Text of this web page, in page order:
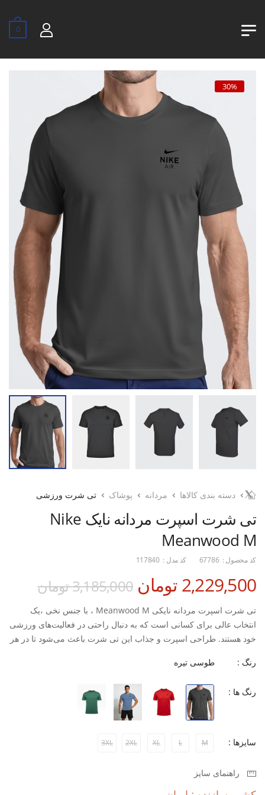
0
30%
دسته بندی کالاها مردانه پوشاک تی شرت ورزشی
تی شرت اسپرت مردانه نایک Nike
Meanwood M
کد محصول : 67786 کد مدل : 117840
2,229,500 تومان 3,185,000 تومان
تی شرت اسپرت مردانه نایکی Meanwood M ، با جنس نخی ،یک
انتخاب عالی برای کسانی است که به دنبال راحتی در فعالیت‌های ورزشی
خود هستند. طراحی اسپرت و جذاب این تی شرت باعث می‌شود تا در هر
این تی شرت به شما کمک می‌کند تا با اعتماد به نفس بیشتری ورزش
کیفیت بالا و ماندگاری این محصول از ویژگی‌های بارز آن است.
با استفاده از مواد با کیفیت، این تی شرت می‌تواند در برابر فشارهای
ورزشی مقاومت کند و در عین حال احساس راحتی را به شما منتقل کند.
ویژگی های اصلی:
دوام بالا برای استفاده مداوم
رنگ : طوسی تیره
رنگ ها :
سایزها : M
L
XL
2XL
3XL
راهنمای سایز